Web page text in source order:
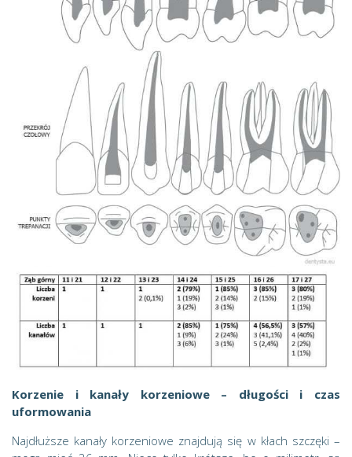
Korzenie i kanały korzeniowe – długości i czas
uformowania
Najdłuższe kanały korzeniowe znajdują się w kłach szczęki –